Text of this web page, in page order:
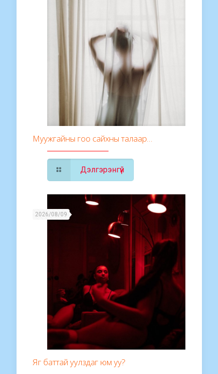
Муужгайны гоо сайхны талаар…
Дэлгэрэнгүй
2026/08/09
Яг баттай уулздаг юм уу?